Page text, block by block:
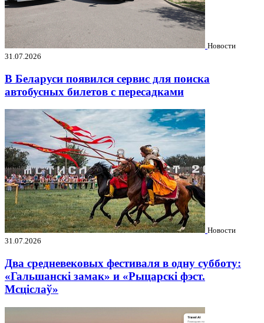
Новости
31.07.2026
В Беларуси появился сервис для поиска
автобусных билетов с пересадками
Новости
31.07.2026
Два средневековых фестиваля в одну субботу:
«Гальшанскі замак» и «Рыцарскі фэст.
Мсціслаў»